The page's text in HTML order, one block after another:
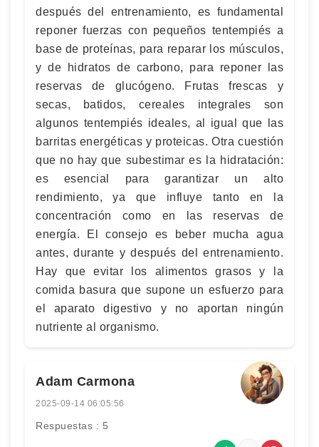
después del entrenamiento, es fundamental
reponer fuerzas con pequeños tentempiés a
base de proteínas, para reparar los músculos,
y de hidratos de carbono, para reponer las
reservas de glucógeno. Frutas frescas y
secas, batidos, cereales integrales son
algunos tentempiés ideales, al igual que las
barritas energéticas y proteicas. Otra cuestión
que no hay que subestimar es la hidratación:
es esencial para garantizar un alto
rendimiento, ya que influye tanto en la
concentración como en las reservas de
energía. El consejo es beber mucha agua
antes, durante y después del entrenamiento.
Hay que evitar los alimentos grasos y la
comida basura que supone un esfuerzo para
el aparato digestivo y no aportan ningún
nutriente al organismo.
Adam Carmona
2025-09-14 06:05:56
Respuestas : 5